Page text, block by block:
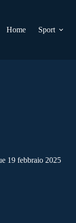
Home
Sport
19 febbraio 2025